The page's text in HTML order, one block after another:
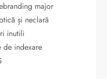
major
și neclară
inutili
de indexare